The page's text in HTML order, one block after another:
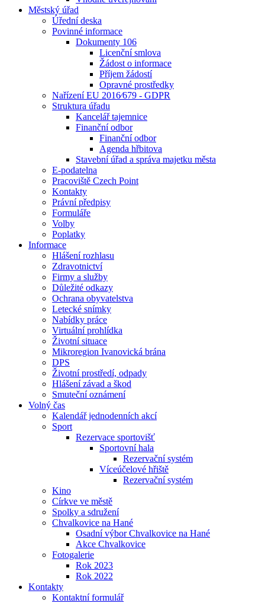
Městský úřad
Úřední deska
Povinné informace
Dokumenty 106
Licenční smlova
Žádost o informace
Příjem žádostí
Opravné prostředky
Nařízení EU 2016⁄679 - GDPR
Struktura úřadu
Kancelář tajemnice
Finanční odbor
Finanční odbor
Agenda hřbitova
Stavební úřad a správa majetku města
E-podatelna
Pracoviště Czech Point
Kontakty
Právní předpisy
Formuláře
Volby
Poplatky
Informace
Hlášení rozhlasu
Zdravotnictví
Firmy a služby
Důležité odkazy
Ochrana obyvatelstva
Letecké snímky
Nabídky práce
Virtuální prohlídka
Životní situace
Mikroregion Ivanovická brána
DPS
Životní prostředí, odpady
Hlášení závad a škod
Smuteční oznámení
Volný čas
Kalendář jednodenních akcí
Sport
Rezervace sportovišť
Sportovní hala
Rezervační systém
Víceúčelové hřiště
Rezervační systém
Kino
Církve ve městě
Spolky a sdružení
Chvalkovice na Hané
Osadní výbor Chvalkovice na Hané
Akce Chvalkovice
Fotogalerie
Rok 2023
Rok 2022
Kontakty
Kontaktní formulář